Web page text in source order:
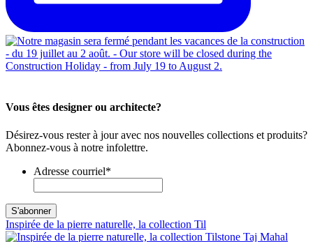
Vous êtes designer ou architecte?
Désirez-vous rester à jour avec nos nouvelles collections et produits?
Abonnez-vous à notre infolettre.
Adresse courriel*
Inspirée de la pierre naturelle, la collection Til